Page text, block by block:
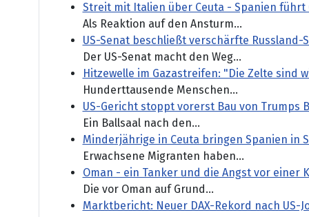
Streit mit Italien über Ceuta - Spanien
Als Reaktion auf den Ansturm...
US-Senat beschließt verschärfte Russland-
Der US-Senat macht den Weg...
Hitzewelle im Gazastreifen: "Die Zelte sind
Hunderttausende Menschen...
US-Gericht stoppt vorerst Bau von Trumps
Ein Ballsaal nach den...
Minderjährige in Ceuta bringen Spanien in
Erwachsene Migranten haben...
Oman - ein Tanker und die Angst vor einer
Die vor Oman auf Grund...
Marktbericht: Neuer DAX-Rekord nach US-